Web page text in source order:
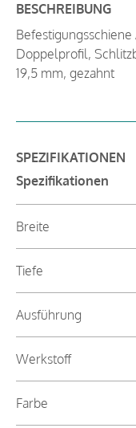
BESCHREIBUNG
Doppelprofil,
19,5 mm, gezahnt
SPEZIFIKATIONEN
Spezifikationen
Breite
Tiefe
Ausführung
Werkstoff
Farbe